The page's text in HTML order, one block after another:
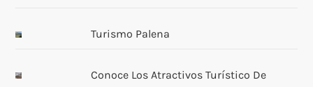
Turismo Palena
Conoce Los Atractivos Turístico De